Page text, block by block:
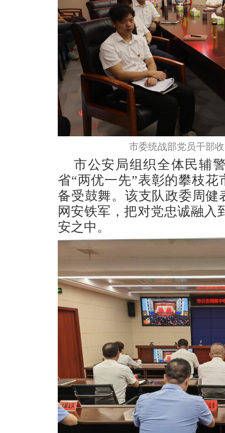
市委统战部党员干部
市公安局组织全体民辅
省“两优一先”表彰的攀枝
备受鼓舞。该支队政委周健
网安铁军，把对党忠诚融入
安之中。